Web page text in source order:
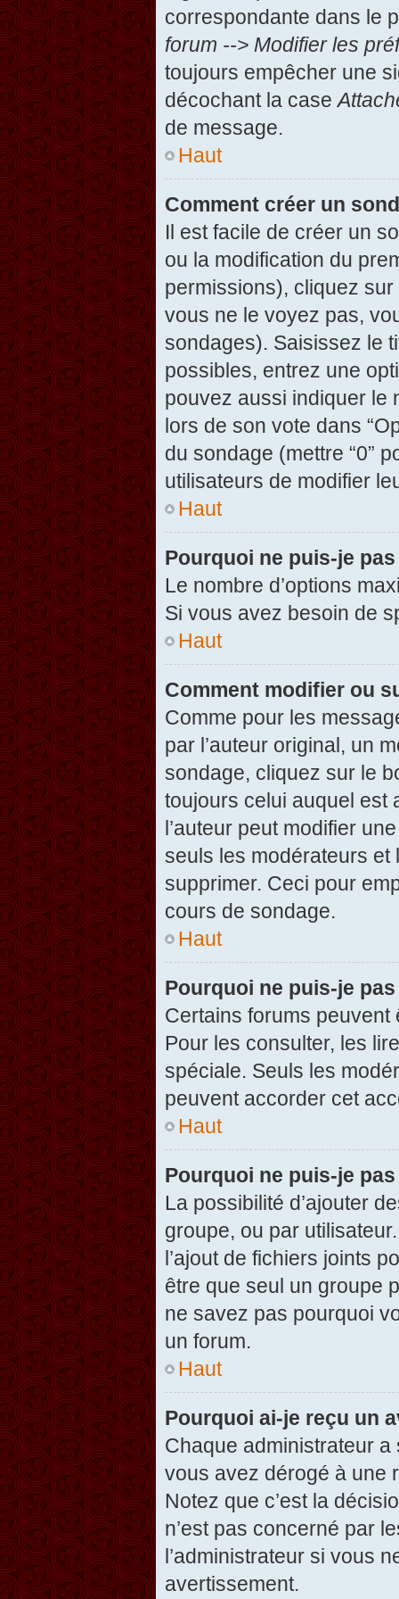
correspondante dans le
forum --> Modifier les
toujours empêcher une
décochant la case
de message.
Haut
Comment créer un
Il est facile de créer un
ou la modification du
permissions), cliquez sur
vous ne le voyez pas,
sondages). Saisissez le
possibles, entrez une
pouvez aussi indiquer le
lors de son vote dans
du sondage (mettre “0”
utilisateurs de modifier
Haut
Pourquoi ne puis-je
Le nombre d’options
Si vous avez besoin de
Haut
Comment modifier ou
Comme pour les
par l’auteur original, un
sondage, cliquez sur le
toujours celui auquel est
l’auteur peut modifier
seuls les modérateurs et
supprimer. Ceci pour
cours de sondage.
Haut
Pourquoi ne puis-je
Certains forums
Pour les consulter, les
spéciale. Seuls les
peuvent accorder cet
Haut
Pourquoi ne puis-je
La possibilité d’ajouter
groupe, ou par
l’ajout de fichiers joints
être que seul un groupe
ne savez pas pourquoi
un forum.
Haut
Pourquoi ai-je reçu un
Chaque administrateur
vous avez dérogé à une
Notez que c’est la
n’est pas concerné par
l’administrateur si vous
avertissement.